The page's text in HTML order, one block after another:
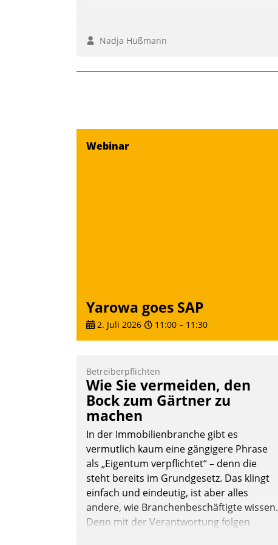
Nadja Hußmann
Webinar
Yarowa goes SAP
2. Juli 2026 11:00 – 11:30
Betreiberpflichten
Wie Sie vermeiden, den
Bock zum Gärtner zu
machen
In der Immobilienbranche gibt es
vermutlich kaum eine gängigere Phrase
als „Eigentum verpflichtet“ – denn die
steht bereits im Grundgesetz. Das klingt
einfach und eindeutig, ist aber alles
andere, wie Branchenbeschäftigte wissen.
Denn mit der Verantwortung folgen